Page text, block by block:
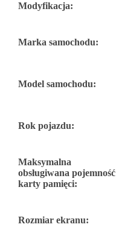
Modyfikacja:
Marka samochodu:
Model samochodu:
Rok pojazdu:
Maksymalna
obsługiwana pojemność
karty pamięci:
Rozmiar ekranu: